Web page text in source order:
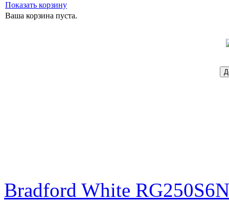
Показать корзину
Ваша корзина пуста.
Bradford White